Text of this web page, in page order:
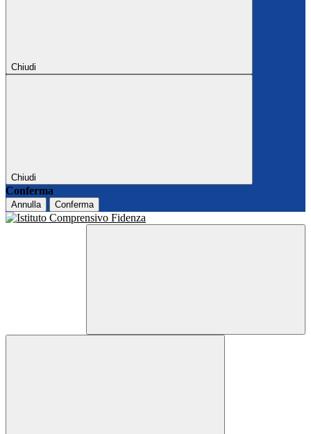
Chiudi
Chiudi
Conferma
Annulla Conferma